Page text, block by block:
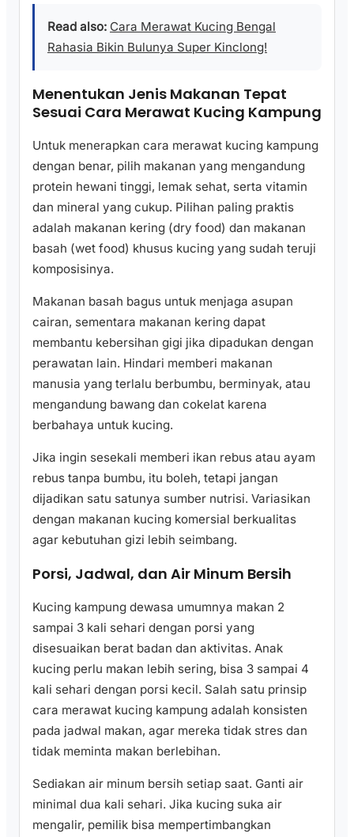
Read also: Cara Merawat Kucing Bengal
Rahasia Bikin Bulunya Super Kinclong!
Menentukan Jenis Makanan Tepat
Sesuai Cara Merawat Kucing Kampung
Untuk menerapkan cara merawat kucing kampung
dengan benar, pilih makanan yang mengandung
protein hewani tinggi, lemak sehat, serta vitamin
dan mineral yang cukup. Pilihan paling praktis
adalah makanan kering (dry food) dan makanan
basah (wet food) khusus kucing yang sudah teruji
komposisinya.
Makanan basah bagus untuk menjaga asupan
cairan, sementara makanan kering dapat
membantu kebersihan gigi jika dipadukan dengan
perawatan lain. Hindari memberi makanan
manusia yang terlalu berbumbu, berminyak, atau
mengandung bawang dan cokelat karena
berbahaya untuk kucing.
Jika ingin sesekali memberi ikan rebus atau ayam
rebus tanpa bumbu, itu boleh, tetapi jangan
dijadikan satu satunya sumber nutrisi. Variasikan
dengan makanan kucing komersial berkualitas
agar kebutuhan gizi lebih seimbang.
Porsi, Jadwal, dan Air Minum Bersih
Kucing kampung dewasa umumnya makan 2
sampai 3 kali sehari dengan porsi yang
disesuaikan berat badan dan aktivitas. Anak
kucing perlu makan lebih sering, bisa 3 sampai 4
kali sehari dengan porsi kecil. Salah satu prinsip
cara merawat kucing kampung adalah konsisten
pada jadwal makan, agar mereka tidak stres dan
tidak meminta makan berlebihan.
Sediakan air minum bersih setiap saat. Ganti air
minimal dua kali sehari. Jika kucing suka air
mengalir, pemilik bisa mempertimbangkan